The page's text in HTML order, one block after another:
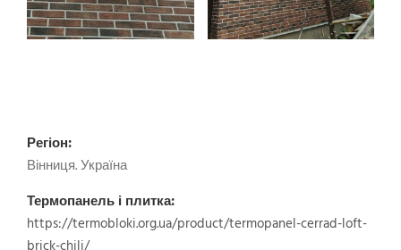
Регіон:
Вінниця. Україна
Термопанель і плитка:
https://termobloki.org.ua/product/termopanel-cerrad-loft-